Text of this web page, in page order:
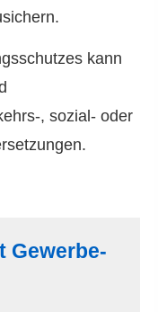
kann
, sozial- oder
Gewerbe-